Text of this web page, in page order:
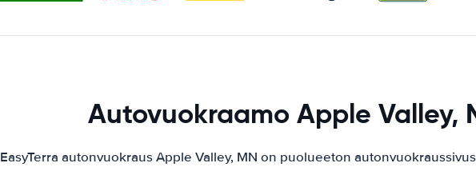
Autovuokraamo Apple Valley,
EasyTerra autonvuokraus Apple Valley, MN on puolueeton